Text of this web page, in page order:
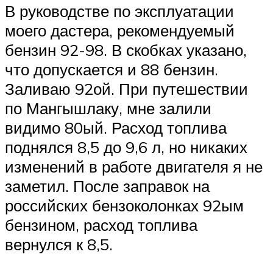
В руководстве по эксплуатации
моего дастера, рекомендуемый
бензин 92-98. В скобках указано,
что допускается и 88 бензин.
Заливаю 92ой. При путешествии
по Мангышлаку, мне залили
видимо 80ый. Расход топлива
поднялся 8,5 до 9,6 л, но никаких
изменений в работе двигателя я не
заметил. После заправок на
российских бензоколонках 92ым
бензином, расход топлива
вернулся к 8,5.